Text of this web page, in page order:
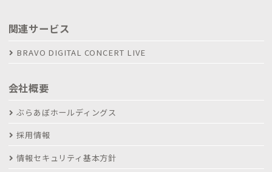
関連サービス
BRAVO DIGITAL CONCERT LIVE
会社概要
ぶらあぼホールディングス
採用情報
情報セキュリティ基本方針